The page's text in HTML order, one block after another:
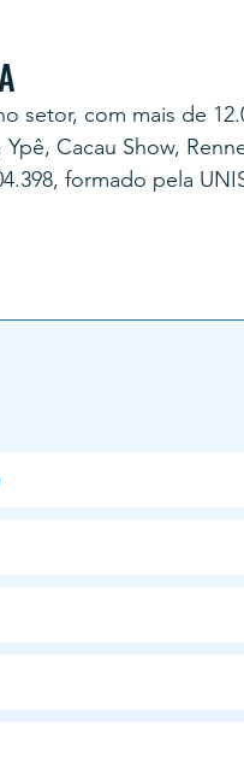
setor, com mais de
Cacau Show,
formado pela